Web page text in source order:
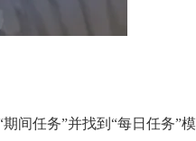
间任务”并找到“每日任务”模